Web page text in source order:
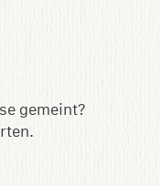
gemeint?